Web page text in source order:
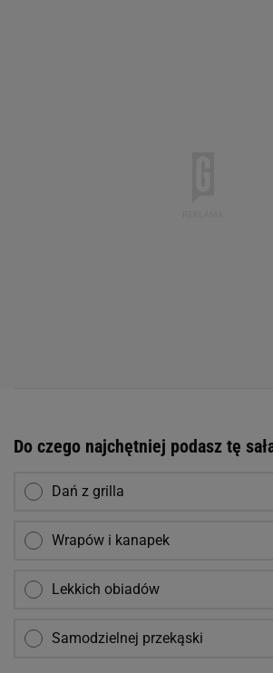
Do czego najchętniej podasz tę
Dań z grilla
Wrapów i kanapek
Lekkich obiadów
Samodzielnej przekąski